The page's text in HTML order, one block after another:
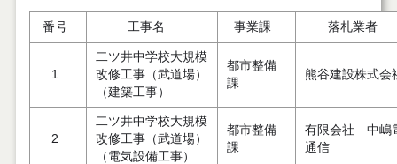
番号 工事名 事業課 落札業者
1
二ツ井中学校大規模
改修工事（武道場）
（建築工事）
都市整備
課
熊谷建設株式会
2
二ツ井中学校大規模
改修工事（武道場）
（電気設備工事）
都市整備
課
有限会社 中嶋
通信